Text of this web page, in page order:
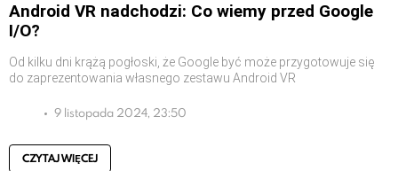
Android VR nadchodzi: Co wiemy przed Google
I/O?
Od kilku dni krążą pogłoski, że Google być może przygotowuje się
do zaprezentowania własnego zestawu Android VR
9 listopada 2024, 23:50
CZYTAJ WIĘCEJ